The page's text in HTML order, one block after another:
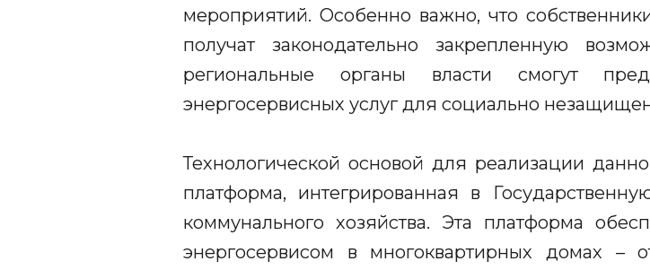
мероприятий. Особенно важно, что
получат законодательно закрепленную
региональные органы власти смогут
энергосервисных услуг для социально
Технологической основой для реализации
платформа, интегрированная в
коммунального хозяйства. Эта платформа
энергосервисом в многоквартирных домах –